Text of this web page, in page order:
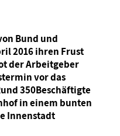
Bund und
2016 ihren Frust
der Arbeitgeber
vor das
350Beschäftigte
in einem bunten
Innenstadt